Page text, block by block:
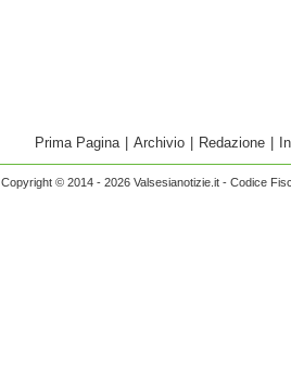
Prima Pagina | Archivio | Redazione |
Copyright © 2014 - 2026 Valsesianotizie.it - Codice